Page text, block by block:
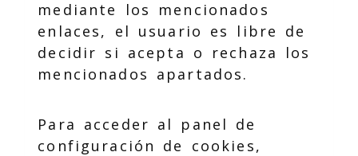
mediante los mencionados
enlaces, el usuario es libre de
decidir si acepta o rechaza los
mencionados apartados.
Para acceder al panel de
configuración de cookies,